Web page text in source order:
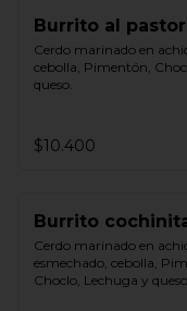
Burrito al pastor
Cerdo marinado en
cebolla, Pimentón,
queso.
$10.400
Burrito
Cerdo marinado en
esmechado, cebolla,
Choclo, Lechuga y